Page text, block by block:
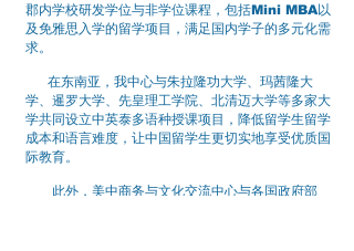
郡内学校研发学位与非学位课程，包括Mini MBA以
及免雅思入学的留学项目，满足国内学子的多元化需
求。
在东南亚，我中心与朱拉隆功大学、玛茜隆大
学、暹罗大学、先皇理工学院、北清迈大学等多家大
学共同设立中英泰多语种授课项目，降低留学生留学
成本和语言难度，让中国留学生更切实地享受优质国
际教育。
此外，美中商务与文化交流中心与各国政府部